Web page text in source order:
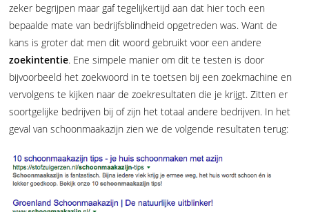
zeker begrijpen maar gaf tegelijkertijd aan dat hier toch een
bepaalde mate van bedrijfsblindheid opgetreden was. Want de
kans is groter dat men dit woord gebruikt voor een andere
zoekintentie. Ene simpele manier om dit te testen is door
bijvoorbeeld het zoekwoord in te toetsen bij een zoekmachine en
vervolgens te kijken naar de zoekresultaten die je krijgt. Zitten er
soortgelijke bedrijven bij of zijn het totaal andere bedrijven. In het
geval van schoonmaakazijn zien we de volgende resultaten terug: